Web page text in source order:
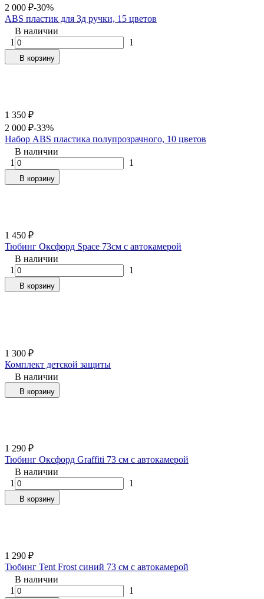
2 000 ₽-30%
ABS пластик для 3д ручки, 15 цветов
В наличии
1
1
В корзину
1 350 ₽
2 000 ₽-33%
Набор ABS пластика полупрозрачного, 10 цветов
В наличии
1
1
В корзину
1 450 ₽
Тюбинг Оксфорд Space 73см с автокамерой
В наличии
1
1
В корзину
1 300 ₽
Комплект детской защиты
В наличии
В корзину
1 290 ₽
Тюбинг Оксфорд Graffiti 73 см с автокамерой
В наличии
1
1
В корзину
1 290 ₽
Тюбинг Tent Frost синий 73 см с автокамерой
В наличии
1
1